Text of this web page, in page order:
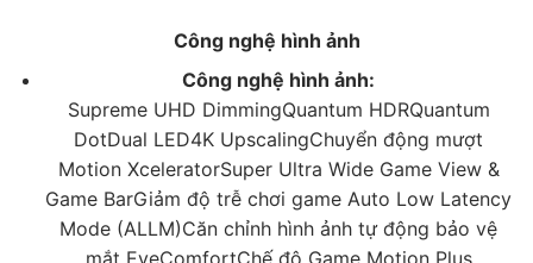
– Độ tương phản của hình ảnh khi thay đổi cũng sẽ
khiến cho chất lượng hiển thị thay đổi theo, chính vì
vậy tivi Samsung được trang bị công nghệSupreme
UHD Dimming nhằm đảm bảo độ tương phản luôn ở
mức tốt nhất.
Công nghệ hình ảnh
Công nghệ hình ảnh:
Supreme UHD DimmingQuantum HDRQuantum
DotDual LED4K UpscalingChuyển động mượt
Motion XceleratorSuper Ultra Wide Game View &
Game BarGiảm độ trễ chơi game Auto Low Latency
Mode (ALLM)Căn chỉnh hình ảnh tự động bảo vệ